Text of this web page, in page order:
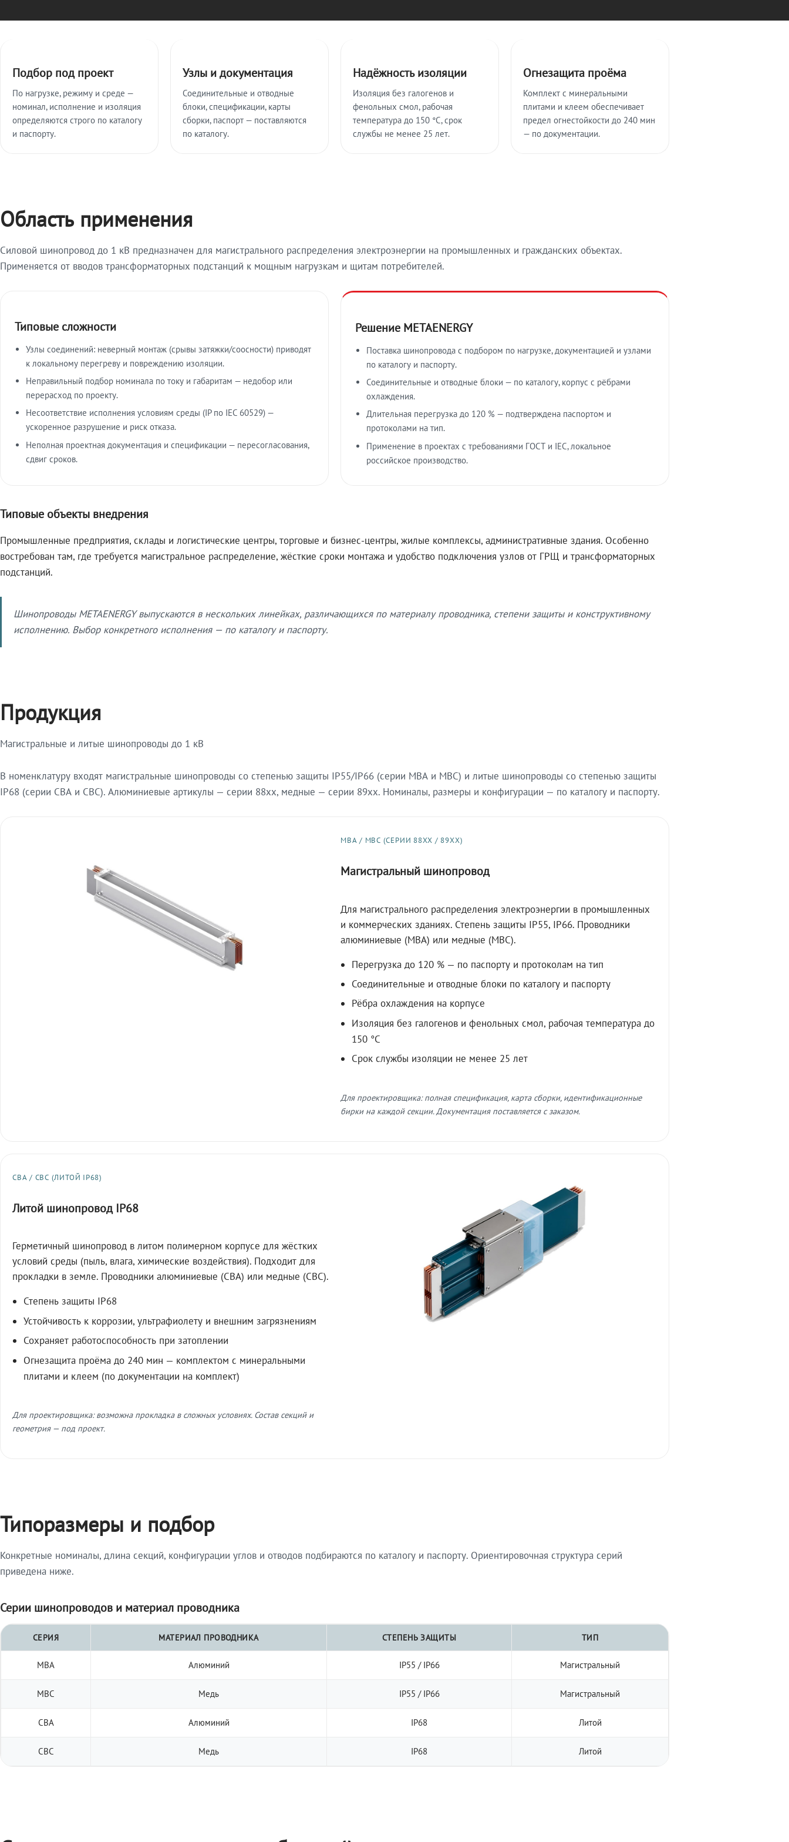
Подбор под проект
По нагрузке, режиму и среде —
номинал, исполнение и изоляция
определяются строго по каталогу
и паспорту.
Узлы и документация
Соединительные и отводные
блоки, спецификации, карты
сборки, паспорт — поставляются
по каталогу.
Надёжность изоляции
Изоляция без галогенов и
фенольных смол, рабочая
температура до 150 °C, срок
службы не менее 25 лет.
Огнезащита проёма
Комплект с минеральными
плитами и клеем обеспечивает
предел огнестойкости до 240 мин
— по документации.
Область применения
Силовой шинопровод до 1 кВ предназначен для магистрального распределения электроэнергии на промышленных и гражданских объектах.
Применяется от вводов трансформаторных подстанций к мощным нагрузкам и щитам потребителей.
Типовые сложности
Узлы соединений: неверный монтаж (срывы затяжки/соосности) приводят
к локальному перегреву и повреждению изоляции.
Неправильный подбор номинала по току и габаритам — недобор или
перерасход по проекту.
Несоответствие исполнения условиям среды (IP по IEC 60529) —
ускоренное разрушение и риск отказа.
Неполная проектная документация и спецификации — пересогласования,
сдвиг сроков.
Решение METAENERGY
Поставка шинопровода с подбором по нагрузке, документацией и узлами
по каталогу и паспорту.
Соединительные и отводные блоки — по каталогу, корпус с рёбрами
охлаждения.
Длительная перегрузка до 120 % — подтверждена паспортом и
протоколами на тип.
Применение в проектах с требованиями ГОСТ и IEC, локальное
российское производство.
Типовые объекты внедрения
Промышленные предприятия, склады и логистические центры, торговые и бизнес-центры, жилые комплексы, административные здания. Особенно
востребован там, где требуется магистральное распределение, жёсткие сроки монтажа и удобство подключения узлов от ГРЩ и трансформаторных
подстанций.
Шинопроводы METAENERGY выпускаются в нескольких линейках, различающихся по материалу проводника, степени защиты и конструктивному
исполнению. Выбор конкретного исполнения — по каталогу и паспорту.
Продукция
Магистральные и литые шинопроводы до 1 кВ
В номенклатуру входят магистральные шинопроводы со степенью защиты IP55/IP66 (серии МВА и МВС) и литые шинопроводы со степенью защиты
IP68 (серии СВА и СВС). Алюминиевые артикулы — серии 88xx, медные — серии 89xx. Номиналы, размеры и конфигурации — по каталогу и паспорту.
МВА / МВС (СЕРИИ 88XX / 89XX)
Магистральный шинопровод
Для магистрального распределения электроэнергии в промышленных
и коммерческих зданиях. Степень защиты IP55, IP66. Проводники
алюминиевые (МВА) или медные (МВС).
Перегрузка до 120 % — по паспорту и протоколам на тип
Соединительные и отводные блоки по каталогу и паспорту
Рёбра охлаждения на корпусе
Изоляция без галогенов и фенольных смол, рабочая температура до
150 °C
Срок службы изоляции не менее 25 лет
Для проектировщика: полная спецификация, карта сборки, идентификационные
бирки на каждой секции. Документация поставляется с заказом.
СВА / СВС (ЛИТОЙ IP68)
Литой шинопровод IP68
Герметичный шинопровод в литом полимерном корпусе для жёстких
условий среды (пыль, влага, химические воздействия). Подходит для
прокладки в земле. Проводники алюминиевые (СВА) или медные (СВС).
Степень защиты IP68
Устойчивость к коррозии, ультрафиолету и внешним загрязнениям
Сохраняет работоспособность при затоплении
Огнезащита проёма до 240 мин — комплектом с минеральными
плитами и клеем (по документации на комплект)
Для проектировщика: возможна прокладка в сложных условиях. Состав секций и
геометрия — под проект.
Типоразмеры и подбор
Конкретные номиналы, длина секций, конфигурации углов и отводов подбираются по каталогу и паспорту. Ориентировочная структура серий
приведена ниже.
Серии шинопроводов и материал проводника
СЕРИЯ МАТЕРИАЛ ПРОВОДНИКА СТЕПЕНЬ ЗАЩИТЫ ТИП
МВА Алюминий IP55 / IP66 Магистральный
МВС Медь IP55 / IP66 Магистральный
СВА Алюминий IP68 Литой
СВС Медь IP68 Литой